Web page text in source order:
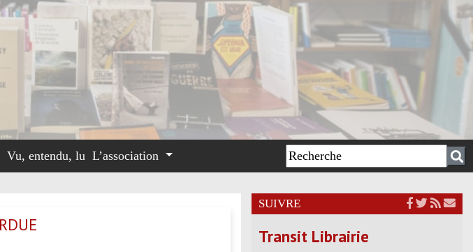
Vu, entendu, lu L’association
SUIVRE
Transit Librairie